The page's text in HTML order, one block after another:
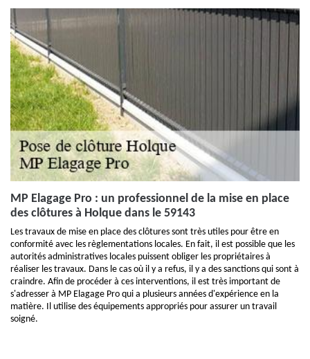
MP Elagage Pro : un professionnel de la mise en place
des clôtures à Holque dans le 59143
Les travaux de mise en place des clôtures sont très utiles pour être en
conformité avec les règlementations locales. En fait, il est possible que les
autorités administratives locales puissent obliger les propriétaires à
réaliser les travaux. Dans le cas où il y a refus, il y a des sanctions qui sont à
craindre. Afin de procéder à ces interventions, il est très important de
s'adresser à MP Elagage Pro qui a plusieurs années d'expérience en la
matière. Il utilise des équipements appropriés pour assurer un travail
soigné.